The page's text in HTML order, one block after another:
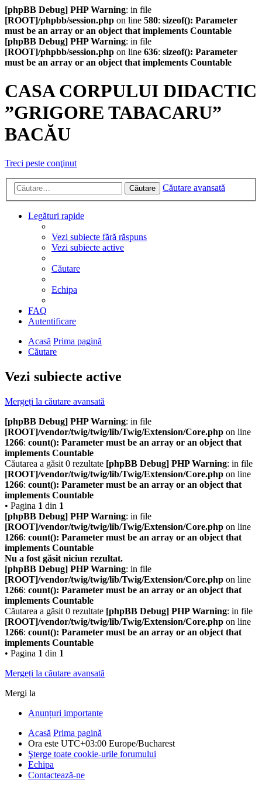
[phpBB Debug] PHP Warning: in file
[ROOT]/phpbb/session.php on line 580: sizeof(): Parameter
must be an array or an object that implements Countable
[phpBB Debug] PHP Warning: in file
[ROOT]/phpbb/session.php on line 636: sizeof(): Parameter
must be an array or an object that implements Countable
CASA CORPULUI DIDACTIC
”GRIGORE TABACARU”
BACĂU
Treci peste conţinut
Căutare Căutare avansată
Legături rapide
Vezi subiecte fără răspuns
Vezi subiecte active
Căutare
Echipa
FAQ
Autentificare
Acasă Prima pagină
Căutare
Vezi subiecte active
Mergeți la căutare avansată
[phpBB Debug] PHP Warning: in file
[ROOT]/vendor/twig/twig/lib/Twig/Extension/Core.php on line
1266: count(): Parameter must be an array or an object that
implements Countable
Căutarea a găsit 0 rezultate [phpBB Debug] PHP Warning: in file
[ROOT]/vendor/twig/twig/lib/Twig/Extension/Core.php on line
1266: count(): Parameter must be an array or an object that
implements Countable
• Pagina 1 din 1
[phpBB Debug] PHP Warning: in file
[ROOT]/vendor/twig/twig/lib/Twig/Extension/Core.php on line
1266: count(): Parameter must be an array or an object that
implements Countable
Nu a fost găsit niciun rezultat.
[phpBB Debug] PHP Warning: in file
[ROOT]/vendor/twig/twig/lib/Twig/Extension/Core.php on line
1266: count(): Parameter must be an array or an object that
implements Countable
Căutarea a găsit 0 rezultate [phpBB Debug] PHP Warning: in file
[ROOT]/vendor/twig/twig/lib/Twig/Extension/Core.php on line
1266: count(): Parameter must be an array or an object that
implements Countable
• Pagina 1 din 1
Mergeți la căutare avansată
Mergi la
Anunțuri importante
Acasă Prima pagină
Ora este UTC+03:00 Europe/Bucharest
Şterge toate cookie-urile forumului
Echipa
Contactează-ne